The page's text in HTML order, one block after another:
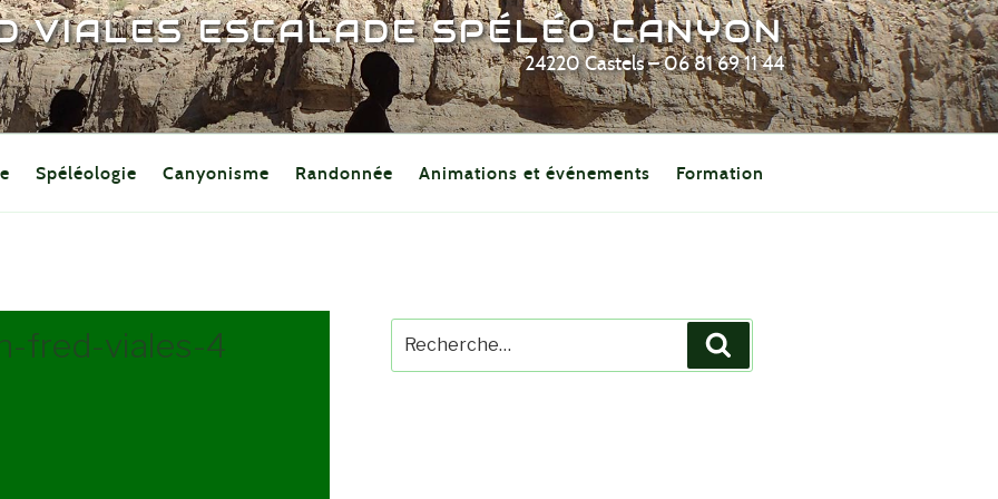
VIALES ESCALADE SPÉLÉO CANYON
24220 Castels – 06 81 69 11 44
Spéléologie Canyonisme Randonnée Animations et événements Formation
fred-viales-4
pour
: